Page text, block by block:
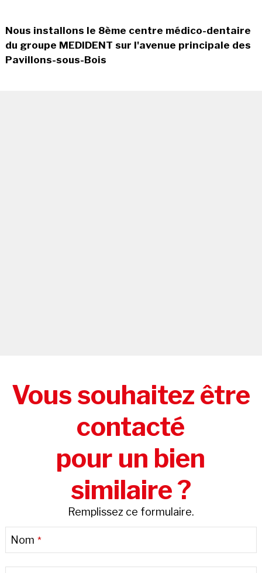
Nous installons le 8ème centre médico-dentaire
du groupe MEDIDENT sur l'avenue principale des
Pavillons-sous-Bois
Vous souhaitez être
contacté
pour un bien
similaire ?
Remplissez ce formulaire.
Nom *